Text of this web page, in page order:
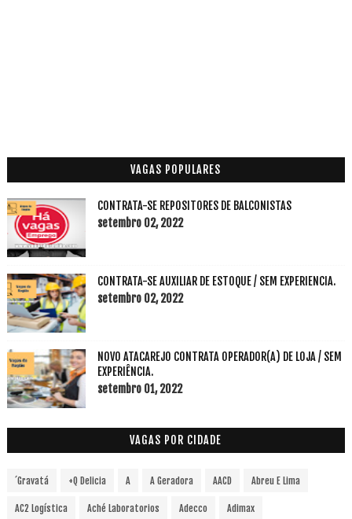
VAGAS POPULARES
CONTRATA-SE REPOSITORES DE BALCONISTAS
setembro 02, 2022
CONTRATA-SE AUXILIAR DE ESTOQUE / SEM EXPERIENCIA.
setembro 02, 2022
NOVO ATACAREJO CONTRATA OPERADOR(A) DE LOJA / SEM
EXPERIÊNCIA.
setembro 01, 2022
VAGAS POR CIDADE
´Gravatá +Q Delicia A A Geradora AACD Abreu E Lima
AC2 Logística Aché Laboratorios Adecco Adimax